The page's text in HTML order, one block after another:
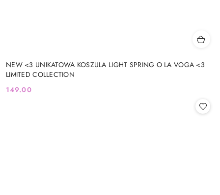
NEW <3 UNIKATOWA KOSZULA LIGHT SPRING O LA VOGA <3
LIMITED COLLECTION
Cena:
149.00